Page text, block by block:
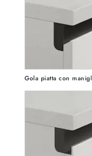
Gola piatta con